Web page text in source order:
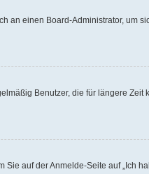
an einen Board-Administrator, um
Benutzer, die für längere Zeit
auf der Anmelde-Seite auf „Ich